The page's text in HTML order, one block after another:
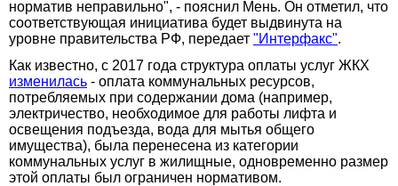
норматив неправильно", - пояснил Мень. Он отметил, что
соответствующая инициатива будет выдвинута на
уровне правительства РФ, передает "Интерфакс".
Как известно, с 2017 года структура оплаты услуг ЖКХ
изменилась - оплата коммунальных ресурсов,
потребляемых при содержании дома (например,
электричество, необходимое для работы лифта и
освещения подъезда, вода для мытья общего
имущества), была перенесена из категории
коммунальных услуг в жилищные, одновременно размер
этой оплаты был ограничен нормативом.